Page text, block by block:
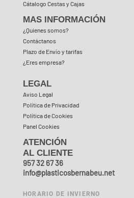
Cátalogo Cestas y Cajas
MAS INFORMACIÓN
¿Quienes somos?
Contáctanos
Plazo de Envío y tarifas
¿Eres empresa?
LEGAL
Aviso Legal
Política de Privacidad
Política de Cookies
Panel Cookies
ATENCIÓN
AL CLIENTE
957 32 67 36
info@plasticosbernabeu.net
HORARIO DE INVIERNO